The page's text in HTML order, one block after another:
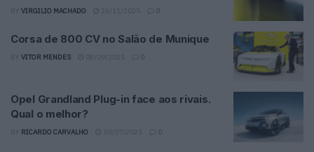
VIRGILIO MACHADO 0
Corsa de 800 CV no Salão de Munique
VITOR MENDES 0
Opel Grandland Plug-in face aos rivais.
Qual o melhor?
RICARDO CARVALHO 0